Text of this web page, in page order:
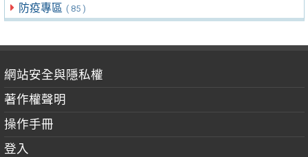
防疫專區 ( 85 )
網站安全與隱私權
著作權聲明
操作手冊
登入